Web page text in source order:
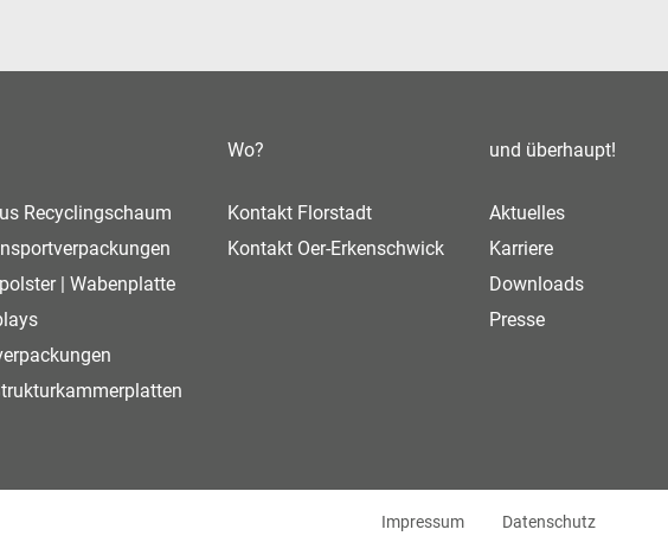
Recyclingschaum
| Wabenplatte
Wo?
Kontakt Florstadt
Kontakt Oer-Erkenschwick
und überhaupt!
Aktuelles
Karriere
Downloads
Presse
Impressum Datenschutz